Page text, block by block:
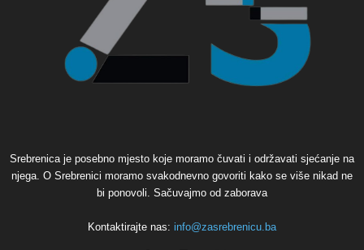
Srebrenica je posebno mjesto koje moramo čuvati i održavati sjećanje na
njega. O Srebrenici moramo svakodnevno govoriti kako se više nikad ne
bi ponovoli. Sačuvajmo od zaborava
Kontaktirajte nas: info@zasrebrenicu.ba